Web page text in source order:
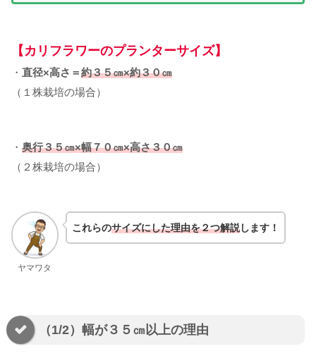
【カリフラワーのプランターサイズ】
・ 直径×高さ＝約３５㎝×約３０㎝
（１株栽培の場合）
・ 奥行３５㎝×幅７０㎝×高さ３０㎝
（２株栽培の場合）
ヤマワタ
これらのサイズにした理由を２つ解説します！
（1/2）幅が３５㎝以上の理由